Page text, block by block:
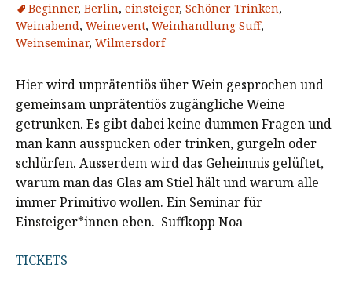
Beginner, Berlin, einsteiger, Schöner Trinken,
Weinabend, Weinevent, Weinhandlung Suff,
Weinseminar, Wilmersdorf
Hier wird unprätentiös über Wein gesprochen und
gemeinsam unprätentiös zugängliche Weine
getrunken. Es gibt dabei keine dummen Fragen und
man kann ausspucken oder trinken, gurgeln oder
schlürfen. Ausserdem wird das Geheimnis gelüftet,
warum man das Glas am Stiel hält und warum alle
immer Primitivo wollen. Ein Seminar für
Einsteiger*innen eben. Suffkopp Noa
TICKETS